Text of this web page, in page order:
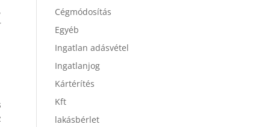
Cégmódosítás
Egyéb
Ingatlan adásvétel
Ingatlanjog
Kártérítés
Kft
lakásbérlet